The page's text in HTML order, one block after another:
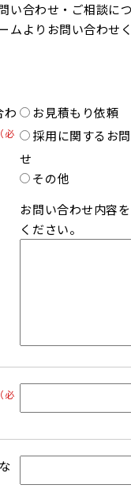
い合わせ・ご相談に
ムよりお問い合わせく
わ
（必
お見積もり依頼
採用に関するお
せ
その他
お問い合わせ内容
ください。
（必